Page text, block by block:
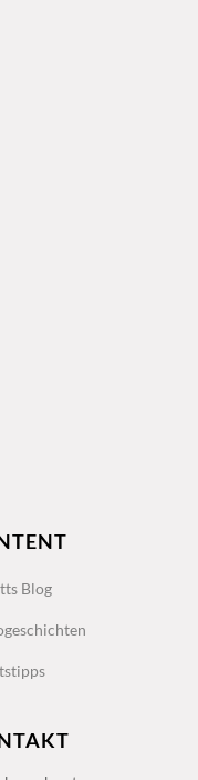
Blog